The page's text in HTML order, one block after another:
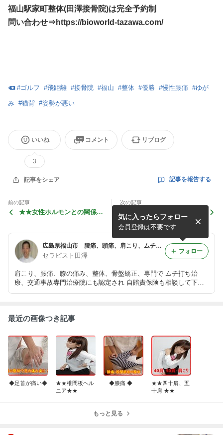
福山駅家町整体(田澤接骨院)は完全予約制
問い合わせ⇒https://bioworld-tazawa.com/
#ゴルフ #飛距離 #接骨院 #福山 #整体 #優勝 #慢性腰痛 #ゆが
み #猫背 #姿勢が悪い
いいね
3
コメント リブログ
記事をシェア 記事を報告する
前の記事
★★女性ホルモンとの関係：
次の記事
★★いびきは“睡眠時無呼吸
症候群”のサイン その２★
★
広島県福山市 腰痛、頭痛、肩こり、ムチ打ちの治療、交通事故の専門と美容整体（ダイエット、骨盤矯正、小顔、美脚専門）の田澤接骨院
セラピスト田澤
肩こり、腰痛、膝の痛み、整体、骨盤矯正、専門で ムチ打ち治
療、交通事故専門治療院にも認定され 自賠責保険も相談して下さ
気に入ったらフォロー
会員登録は不要です
フォロー
最近の画像つき記事
◆足首が痛い◆
★★椎間板ヘル
ニア★★
◆膝痛 ◆
★★四十肩、五
十肩 ★★
もっと見る